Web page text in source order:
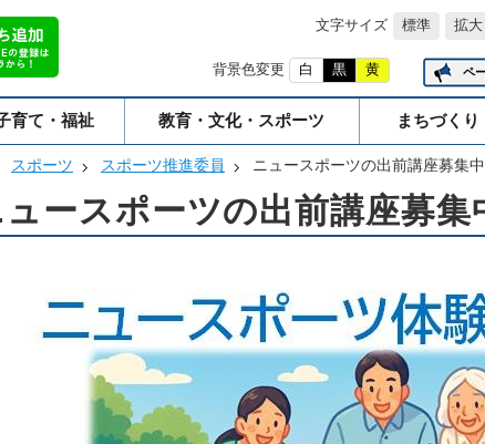
文字サイズ 標準 拡大
背景色変更 白 黒 黄 ペ
育て・福祉 教育・文化・スポーツ まちづく
スポーツ スポーツ推進委員 ニュースポーツの出前講座募集
ュースポーツの出前講座募集